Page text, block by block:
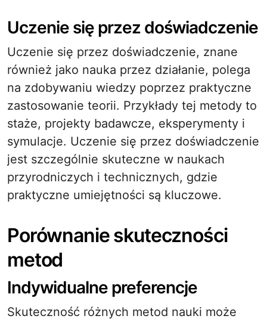
Uczenie się przez doświadczenie
Uczenie się przez doświadczenie, znane
również jako nauka przez działanie, polega
na zdobywaniu wiedzy poprzez praktyczne
zastosowanie teorii. Przykłady tej metody to
staże, projekty badawcze, eksperymenty i
symulacje. Uczenie się przez doświadczenie
jest szczególnie skuteczne w naukach
przyrodniczych i technicznych, gdzie
praktyczne umiejętności są kluczowe.
Porównanie skuteczności
metod
Indywidualne preferencje
Skuteczność różnych metod nauki może